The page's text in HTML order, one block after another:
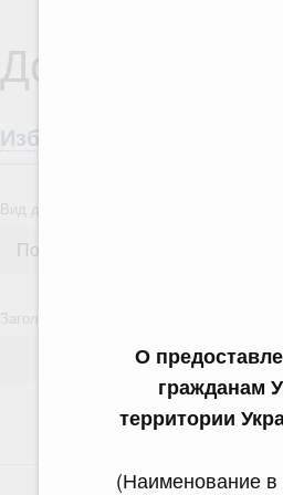
О
гражданам
территории
(Наименование в
Документы
Избранные документы
Вид документа
Заголовок или текст документа